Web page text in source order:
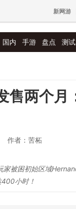
新网游
国内 手游 盘点 测
售两个月
作者：苦柘
家被困初始区域
小时！